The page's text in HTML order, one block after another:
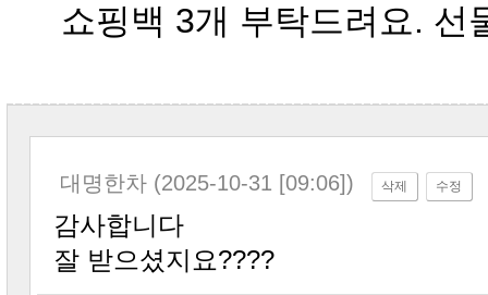
쇼핑백 3개 부탁드려요. 선
대명한차 (2025-10-31 [09:06]) 삭제 수정
감사합니다
잘 받으셨지요????